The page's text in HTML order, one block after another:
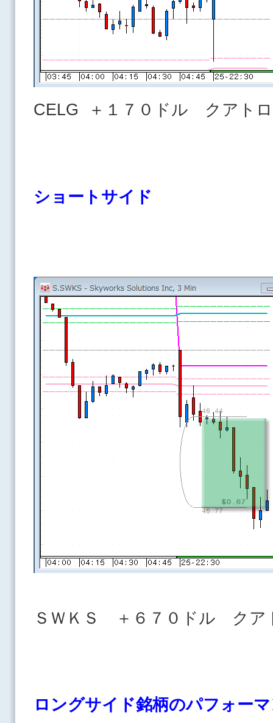
CELG ＋１７０ドル クアト
ショートサイド
ＳＷＫＳ ＋６７０ドル ク
ロングサイド銘柄のパフォー